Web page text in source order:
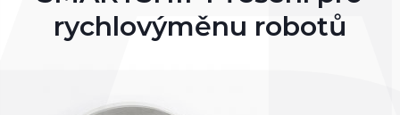
rychlovýměnu robotů